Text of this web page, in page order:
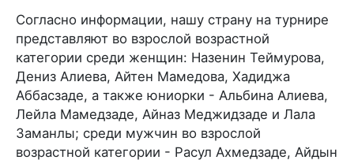
Согласно информации, нашу страну на турнире
представляют во взрослой возрастной
категории среди женщин: Назенин Теймурова,
Дениз Алиева, Айтен Мамедова, Хадиджа
Аббасзаде, а также юниорки - Альбина Алиева,
Лейла Мамедзаде, Айназ Меджидзаде и Лала
Заманлы; среди мужчин во взрослой
возрастной категории - Расул Ахмедзаде, Айдын